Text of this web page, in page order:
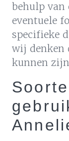
behulp van
eventuele
specifieke
wij denken
kunnen